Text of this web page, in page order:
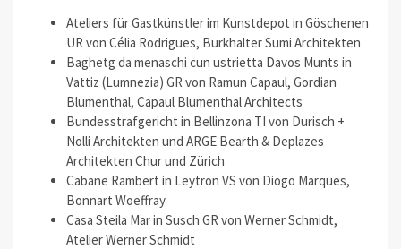
Ateliers für Gastkünstler im Kunstdepot in Göschenen
UR von Célia Rodrigues, Burkhalter Sumi Architekten
Baghetg da menaschi cun ustrietta Davos Munts in
Vattiz (Lumnezia) GR von Ramun Capaul, Gordian
Blumenthal, Capaul Blumenthal Architects
Bundesstrafgericht in Bellinzona TI von Durisch +
Nolli Architekten und ARGE Bearth & Deplazes
Architekten Chur und Zürich
Cabane Rambert in Leytron VS von Diogo Marques,
Bonnart Woeffray
Casa Steila Mar in Susch GR von Werner Schmidt,
Atelier Werner Schmidt